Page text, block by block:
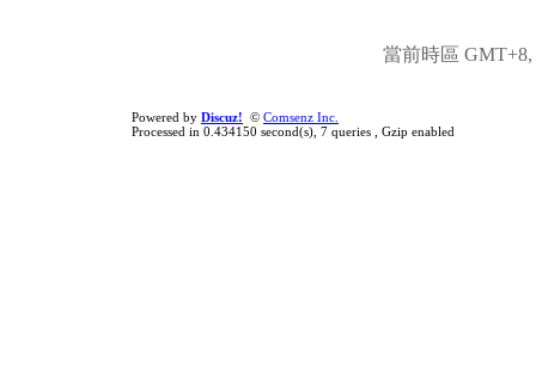
當前時區 GMT+8,
Powered by Discuz! © Comsenz Inc.
Processed in 0.434150 second(s), 7 queries , Gzip enabled